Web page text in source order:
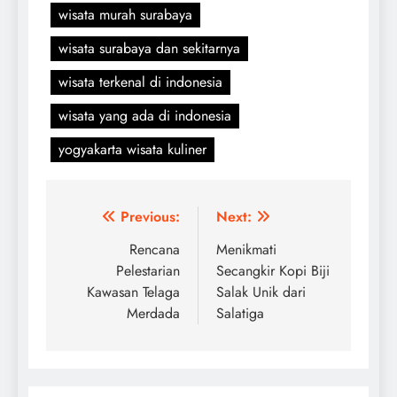
wisata murah surabaya
wisata surabaya dan sekitarnya
wisata terkenal di indonesia
wisata yang ada di indonesia
yogyakarta wisata kuliner
NavigasiPrevious:
Rencana
Pelestarian
Kawasan Telaga
Merdada
Next:
Menikmati
Secangkir Kopi Biji
Salak Unik dari
Salatiga